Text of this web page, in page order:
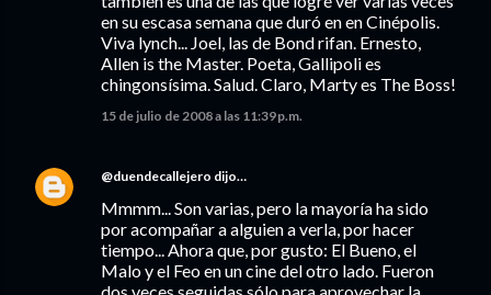
en su escasa semana que duró en en Cinépolis.
Viva lynch... Joel, las de Bond rifan. Ernesto,
Allen is the Master. Poeta, Gallipoli es
chingonsísima. Salud. Claro, Marty es The Boss!
15 de julio de 2008 a las 11:39 p.m.
@duendecallejero dijo…
Mmmm... Son varias, pero la mayoría ha sido
por acompañar a alguien a verla, por hacer
tiempo... Ahora que, por gusto: El Bueno, el
Malo y el Feo en un cine del otro lado. Fueron